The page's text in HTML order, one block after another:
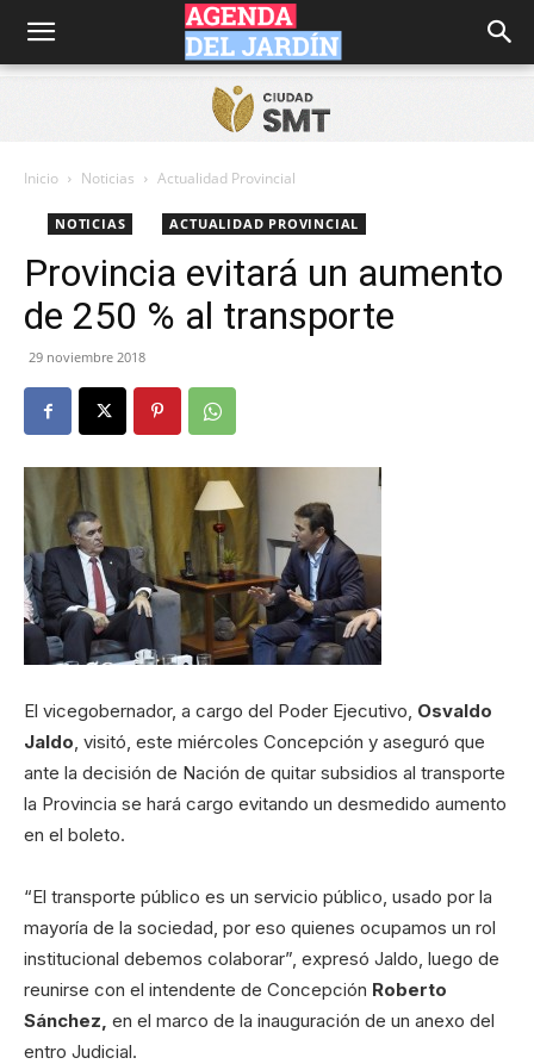
Agenda
Jardín
Inicio Noticias Actualidad Provincial
NOTICIAS ACTUALIDAD PROVINCIAL
Provincia evitará un aumento
de 250 % al transporte
29 noviembre 2018
El vicegobernador, a cargo del Poder Ejecutivo, Osvaldo
Jaldo, visitó, este miércoles Concepción y aseguró que
ante la decisión de Nación de quitar subsidios al transporte
la Provincia se hará cargo evitando un desmedido aumento
en el boleto.
“El transporte público es un servicio público, usado por la
mayoría de la sociedad, por eso quienes ocupamos un rol
institucional debemos colaborar”, expresó Jaldo, luego de
reunirse con el intendente de Concepción Roberto
Sánchez, en el marco de la inauguración de un anexo del
entro Judicial.